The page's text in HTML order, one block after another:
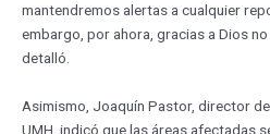
mantendremos alertas a cualquier
embargo, por ahora, gracias a Dios
detalló.
Asimismo, Joaquín Pastor, director
UMH, indicó que las áreas afectadas